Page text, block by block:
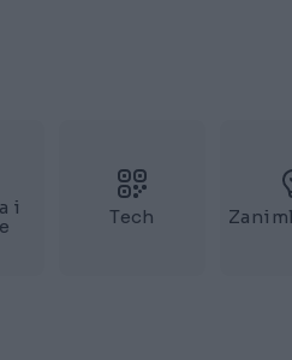
i
Tech